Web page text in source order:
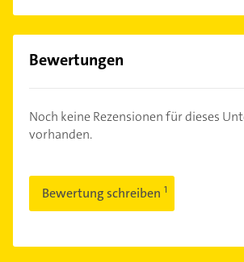
Bewertungen
Noch keine Rezensionen für dieses
vorhanden.
Bewertung schreiben